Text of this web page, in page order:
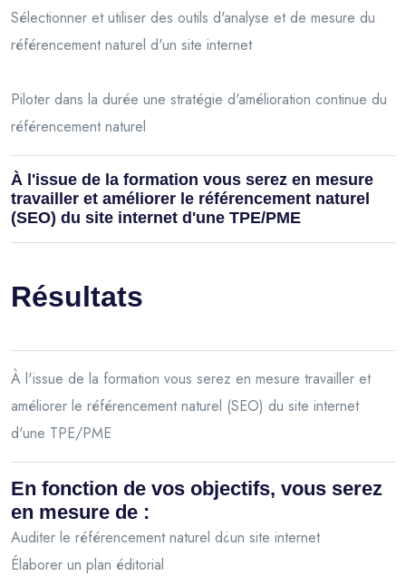
Sélectionner et utiliser des outils d'analyse et de mesure du
référencement naturel d'un site internet
Piloter dans la durée une stratégie d'amélioration continue du
référencement naturel
À l'issue de la formation vous serez en mesure
travailler et améliorer le référencement naturel
(SEO) du site internet d'une TPE/PME
Résultats
À l'issue de la formation vous serez en mesure travailler et
améliorer le référencement naturel (SEO) du site internet
d'une TPE/PME
En fonction de vos objectifs, vous serez
en mesure de :
Auditer le référencement naturel d¿un site internet
Élaborer un plan éditorial